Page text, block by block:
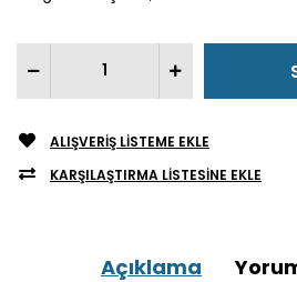
ALIŞVERIŞ LISTEME EKLE
KARŞILAŞTIRMA LISTESINE EKLE
Açıklama